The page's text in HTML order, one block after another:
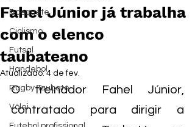
Basquete
Ciclismo
Futsal
Handebol
Rugby Taubaté
Vôlei
Fahel Júnior já trabalha
com o elenco
taubateano
Atualizado:4 de fev.
O treinador Fahel Júnior,
contratado para dirigir a